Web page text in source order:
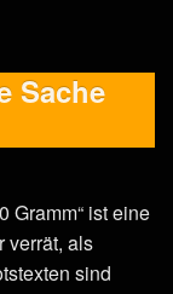
Sache
Gramm“ ist eine
verrät, als
sind